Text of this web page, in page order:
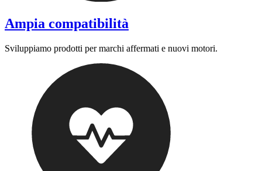
Ampia compatibilità
Sviluppiamo prodotti per marchi affermati e nuovi motori.